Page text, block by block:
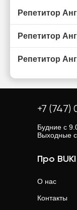
Репетитор
Репетитор
Репетитор
+7 (747)
Будние с
Выходные
Про BUKI
О нас
Контакты